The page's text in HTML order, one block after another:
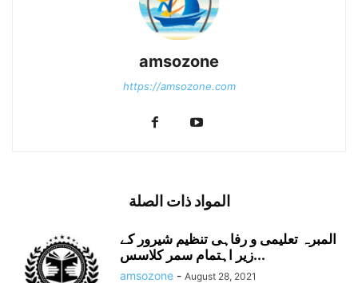
amsozone
https://amsozone.com
المواد ذات الصلة
المبرہ تعلیمی و رفاہی تنظیم شیرور کے
زیر اہتمام سمر کلاسس...
amsozone - August 28, 2021